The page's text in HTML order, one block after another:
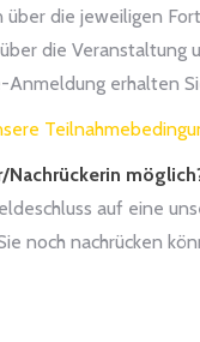
die jeweiligen
die Veranstaltung
Anmeldung erhalten
Nachrückerin
auf eine
noch nachrücken